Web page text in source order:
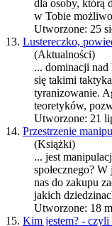
dla osoby, którą
w Tobie
Utworzone: 25
13. Lustereczko,
(Aktualności)
... dominacji nad
się takimi
tyranizowanie.
teoretyków,
Utworzone: 21
14. Przestrzenie
(Książki)
... jest
społecznego?
nas do zakupu
jakich
Utworzone: 18
15. Kim jestem? - czyli